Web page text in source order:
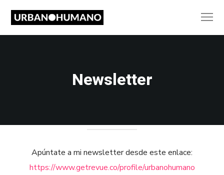
Newsletter
Apúntate a mi newsletter desde este enlace:
https://www.getrevue.co/profile/urbanohumano